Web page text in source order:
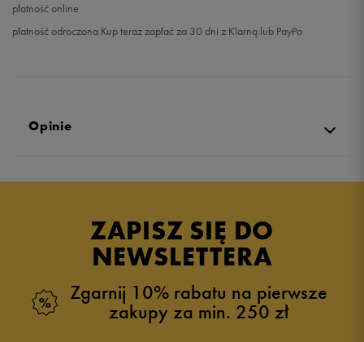
płatność online
płatność odroczona Kup teraz zapłać za 30 dni z Klarną lub PayPo
Opinie
ZAPISZ SIĘ DO
NEWSLETTERA
Zgarnij 10% rabatu na pierwsze
zakupy za min. 250 zł